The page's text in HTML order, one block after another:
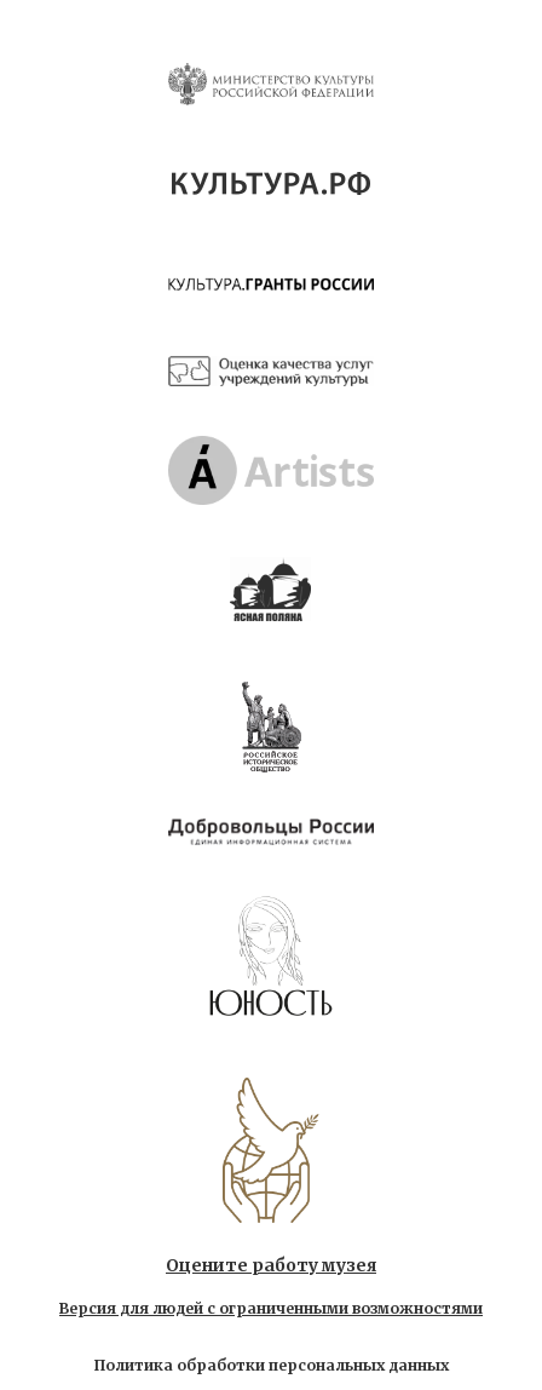
Оцените работу музея
Версия для людей с ограниченными возможностями
Политика обработки персональных данных